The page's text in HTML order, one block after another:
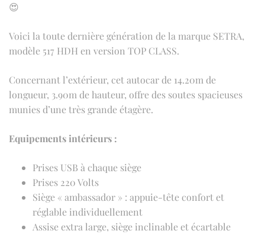
😍
Voici la toute dernière génération de la marque SETRA,
modèle 517 HDH en version TOP CLASS.
Concernant l’extérieur, cet autocar de 14.20m de
longueur, 3.90m de hauteur, offre des soutes spacieuses
munies d’une très grande étagère.
Equipements intérieurs :
Prises USB à chaque siège
Prises 220 Volts
Siège « ambassador » : appuie-tête confort et
réglable individuellement
Assise extra large, siège inclinable et écartable